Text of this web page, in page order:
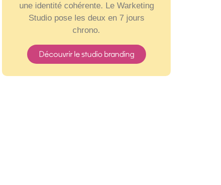
une identité cohérente. Le Warketing
Studio pose les deux en 7 jours
chrono.
Découvrir le studio branding